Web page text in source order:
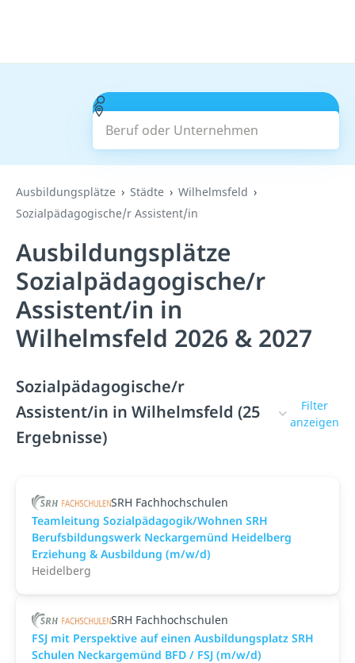
Beruf oder Unternehmen
Suchen
Ausbildungsplätze Städte
Wilhelmsfeld
Sozialpädagogische/r Assistent/in
Ausbildungsplätze
Sozialpädagogische/r
Assistent/in in
Wilhelmsfeld 2026 & 2027
Sozialpädagogische/r
Assistent/in in Wilhelmsfeld (25
Ergebnisse)
Filter
anzeigen
SRH Fachhochschulen
Teamleitung Sozialpädagogik/Wohnen SRH
Berufsbildungswerk Neckargemünd Heidelberg
Erziehung & Ausbildung (m/w/d)
Heidelberg
SRH Fachhochschulen
FSJ mit Perspektive auf einen Ausbildungsplatz SRH
Schulen Neckargemünd BFD / FSJ (m/w/d)